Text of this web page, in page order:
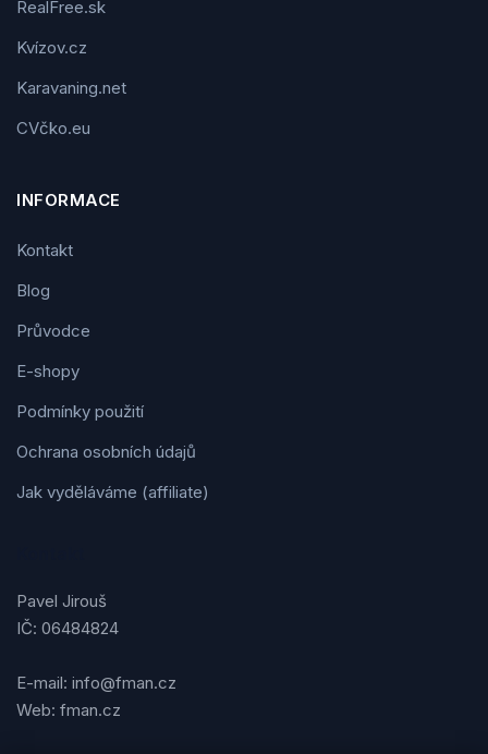
RealFree.sk
Kvízov.cz
Karavaning.net
CVčko.eu
INFORMACE
Kontakt
Blog
Průvodce
E-shopy
Podmínky použití
Ochrana osobních údajů
Jak vyděláváme (affiliate)
Pavel Jirouš
IČ: 06484824
E-mail: info@fman.cz
Web: fman.cz